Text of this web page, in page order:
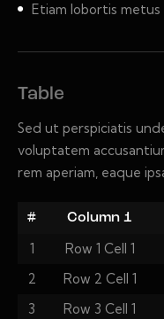
Etiam lobortis metus
Table
Sed ut perspiciatis
voluptatem
rem aperiam, eaque
# Column 1
1 Row 1 Cell 1
2
Row 2 Cell 1
3
Row 3 Cell 1